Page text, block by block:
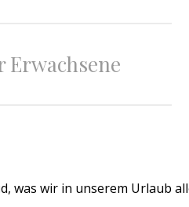
Erwachsene
was wir in unserem Urlaub